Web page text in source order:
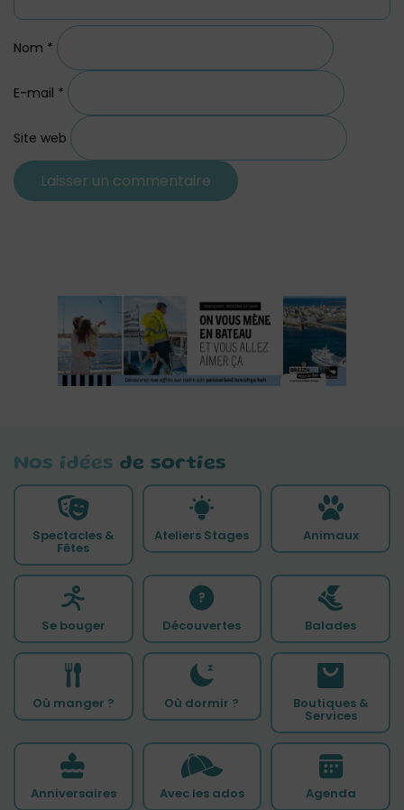
Nom *
E-mail *
Site web
Nos idées de sorties
Spectacles &
Fêtes
Ateliers Stages Animaux
Se bouger Découvertes Balades
Où manger ? Où dormir ? Boutiques &
Services
Anniversaires Avec les ados Agenda